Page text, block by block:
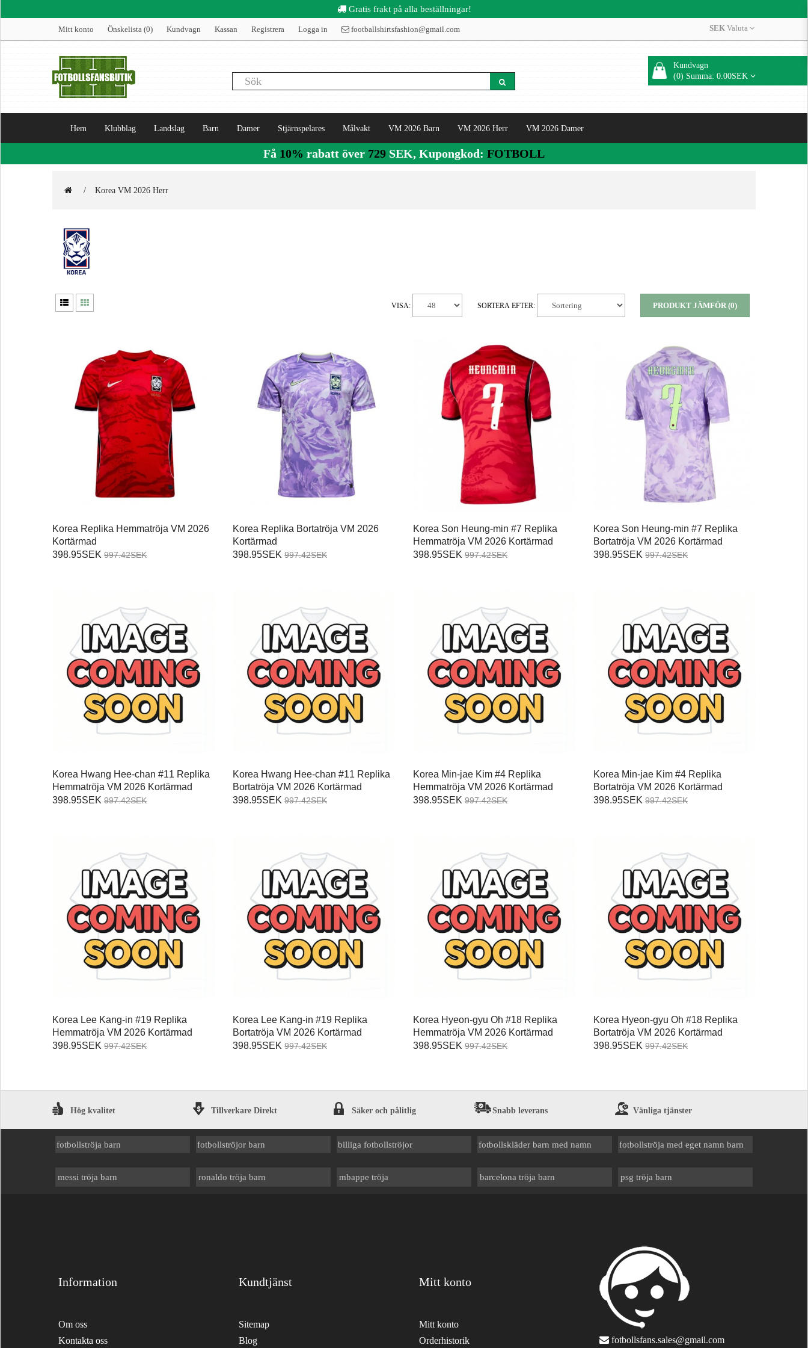
Gratis frakt på alla beställningar!
Mitt konto Önskelista (0) Kundvagn Kassan Registrera Logga in footballshirtsfashion@gmail.com SEK Valuta
Kundvagn
(0) Summa: 0.00SEK
Hem Klubblag Landslag Barn Damer Stjärnspelares Målvakt VM 2026 Barn VM 2026 Herr VM 2026 Damer
Få 10% rabatt över 729 SEK, Kupongkod: FOTBOLL
Korea VM 2026 Herr
PRODUKT JÄMFÖR (0)
SORTERA EFTER:
VISA:
Korea Replika Hemmatröja VM 2026
Kortärmad
398.95SEK 997.42SEK
Korea Replika Bortatröja VM 2026
Kortärmad
398.95SEK 997.42SEK
Korea Son Heung-min #7 Replika
Hemmatröja VM 2026 Kortärmad
398.95SEK 997.42SEK
Korea Son Heung-min #7 Replika
Bortatröja VM 2026 Kortärmad
398.95SEK 997.42SEK
Korea Hwang Hee-chan #11 Replika
Hemmatröja VM 2026 Kortärmad
398.95SEK 997.42SEK
Korea Hwang Hee-chan #11 Replika
Bortatröja VM 2026 Kortärmad
398.95SEK 997.42SEK
Korea Min-jae Kim #4 Replika
Hemmatröja VM 2026 Kortärmad
398.95SEK 997.42SEK
Korea Min-jae Kim #4 Replika
Bortatröja VM 2026 Kortärmad
398.95SEK 997.42SEK
Korea Lee Kang-in #19 Replika
Hemmatröja VM 2026 Kortärmad
398.95SEK 997.42SEK
Korea Lee Kang-in #19 Replika
Bortatröja VM 2026 Kortärmad
398.95SEK 997.42SEK
Korea Hyeon-gyu Oh #18 Replika
Hemmatröja VM 2026 Kortärmad
398.95SEK 997.42SEK
Korea Hyeon-gyu Oh #18 Replika
Bortatröja VM 2026 Kortärmad
398.95SEK 997.42SEK
Hög kvalitet Tillverkare Direkt Säker och pålitlig Snabb leverans Vänliga tjänster
fotbollströja barn fotbollströjor barn billiga fotbollströjor fotbollskläder barn med namn fotbollströja med eget namn barn
messi tröja barn ronaldo tröja barn mbappe tröja barcelona tröja barn psg tröja barn
Information
Om oss
Kontakta oss
Kundtjänst
Sitemap
Blog
Mitt konto
Mitt konto
Orderhistorik
fotbollsfans.sales@gmail.com